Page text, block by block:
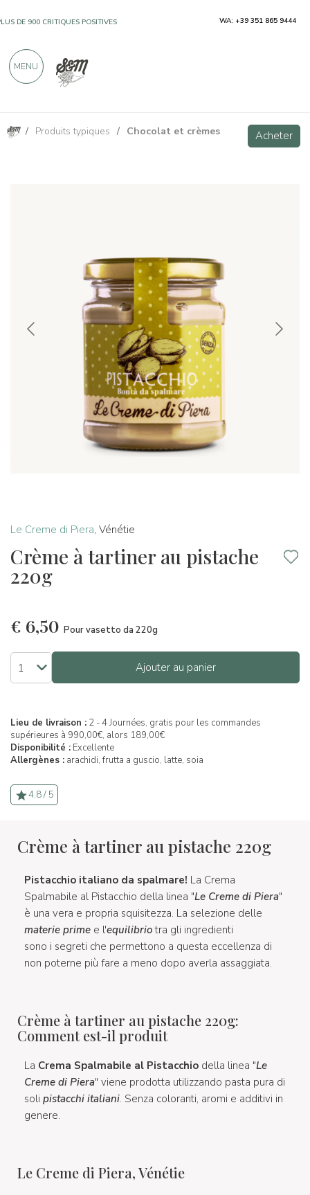
/ Produits typiques / Chocolat et crèmes Acheter
Le Creme di Piera, Vénétie
Crème à tartiner au pistache
220g
€ 6,50 Pour vasetto da 220g
Ajouter au panier
Lieu de livraison : 2 - 4 Journées, gratis pour les commandes
supérieures à 990,00€, alors 189,00€
Disponibilité : Excellente
Allergènes : arachidi,frutta a guscio, latte, soia
4.8 / 5
Crème à tartiner au pistache 220g
Pistacchio italiano da spalmare! La Crema
Spalmabile al Pistacchio della linea "Le Creme di Piera"
è una vera e propria squisitezza. La selezione delle
materie prime e l'equilibriotra gli ingredienti
sono i segreti che permettono a questa eccellenza di
non poterne più fare a meno dopo averla assaggiata.
Crème à tartiner au pistache 220g:
Comment est-il produit
La Crema Spalmabile al Pistacchio della linea "Le
Creme di Piera" viene prodotta utilizzando pasta pura di
soli pistacchi italiani. Senza coloranti, aromi e additivi in
genere.
Le Creme di Piera, Vénétie
Crème à tartiner au pistache 220g Acheter
DE 900 CRITIQUES POSITIVES WA: +39 351 865 9444
MENU